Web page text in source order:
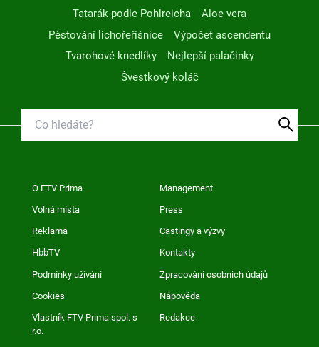
Tatarák podle Pohlreicha
Aloe vera
Pěstování lichořeřišnice
Výpočet ascendentu
Tvarohové knedlíky
Nejlepší palačinky
Švestkový koláč
O FTV Prima Management
Volná místa Press
Reklama Castingy a výzvy
HbbTV Kontakty
Podmínky užívání Zpracování osobních údajů
Cookies Nápověda
Vlastník FTV Prima spol. s
r.o.
Redakce